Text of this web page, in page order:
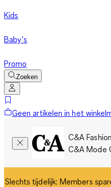
Kids
Baby’s
Promo
Zoeken
Geen artikelen in het
C&A
C&A Mode
Slechts tijdelijk: Members